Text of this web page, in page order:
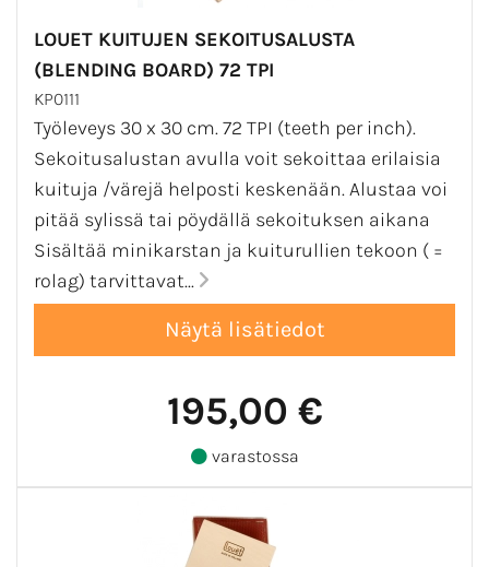
LOUET KUITUJEN SEKOITUSALUSTA
(BLENDING BOARD) 72 TPI
KP0111
Työleveys 30 x 30 cm. 72 TPI (teeth per inch).
Sekoitusalustan avulla voit sekoittaa erilaisia
kuituja /värejä helposti keskenään. Alustaa voi
pitää sylissä tai pöydällä sekoituksen aikana
Sisältää minikarstan ja kuiturullien tekoon ( =
rolag) tarvittavat...
195,00 €
varastossa